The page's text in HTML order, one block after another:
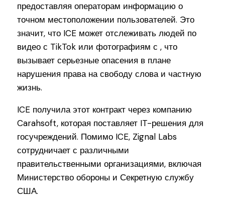
предоставляя операторам информацию о
точном местоположении пользователей. Это
значит, что ICE может отслеживать людей по
видео с TikTok или фотографиям с , что
вызывает серьезные опасения в плане
нарушения права на свободу слова и частную
жизнь.
ICE получила этот контракт через компанию
Carahsoft, которая поставляет IT-решения для
госучреждений. Помимо ICE, Zignal Labs
сотрудничает с различными
правительственными организациями, включая
Министерство обороны и Секретную службу
США.